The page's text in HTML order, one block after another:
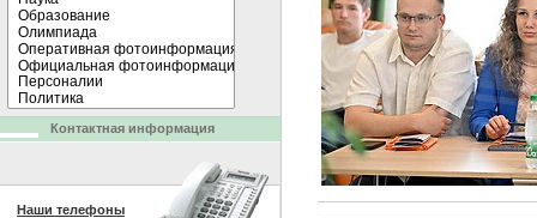
Контактная информация
Наши телефоны